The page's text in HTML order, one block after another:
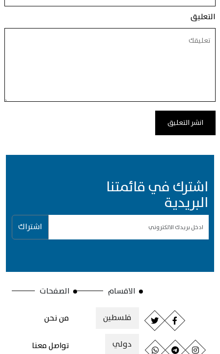
التعليق
اشترك في قائمتنا
البريدية
اشتراك
الاقسام
فلسطين
دولي
الصفحات
من نحن
تواصل معنا